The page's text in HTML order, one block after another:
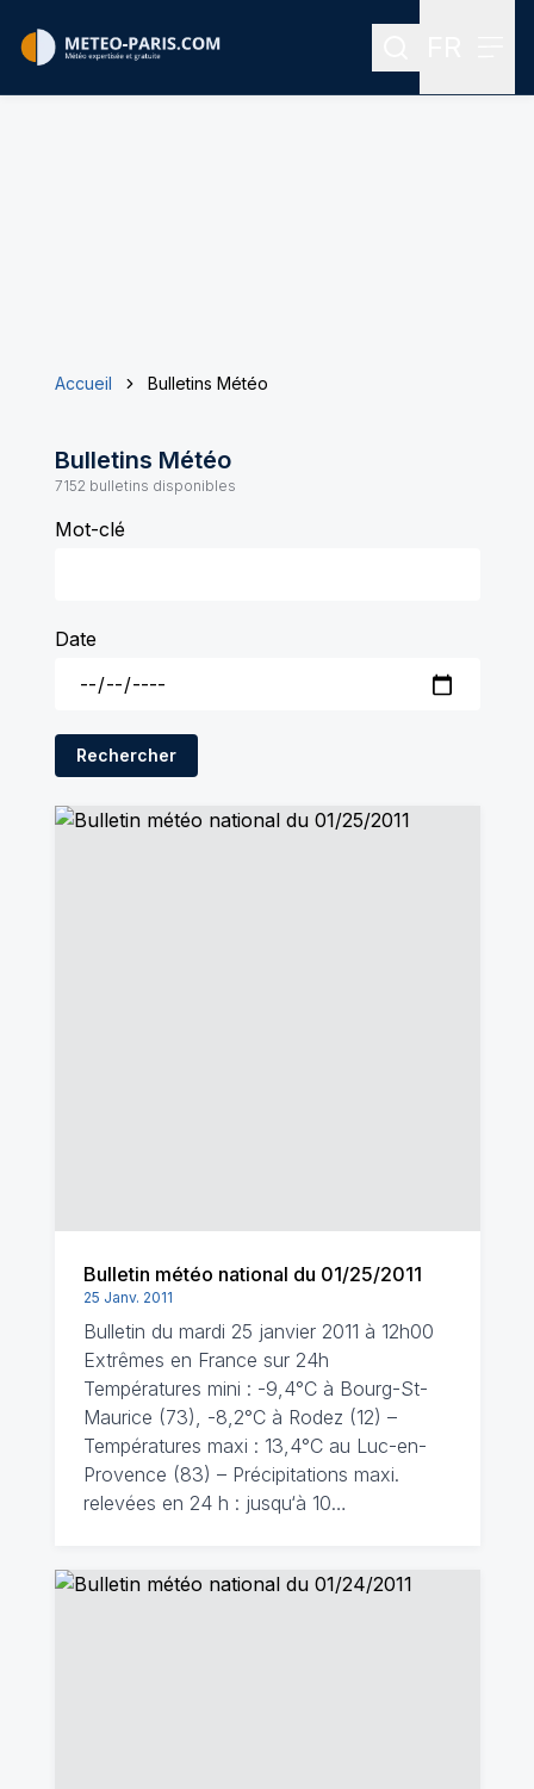
Rechercher
Accueil Bulletins Météo
Bulletins Météo
7152 bulletins disponibles
Mot-clé
Date
Rechercher
Bulletin météo national du 01/25/2011
25 Janv. 2011
Bulletin du mardi 25 janvier 2011 à 12h00
Extrêmes en France sur 24h
Températures mini : -9,4°C à Bourg-St-
Maurice (73), -8,2°C à Rodez (12) –
Températures maxi : 13,4°C au Luc-en-
Provence (83) – Précipitations maxi.
relevées en 24 h : jusqu‘à 10…